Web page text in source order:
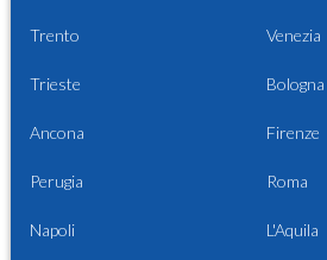
Trento Venezia
Trieste Bologna
Ancona Firenze
Perugia Roma
Napoli L'Aquila